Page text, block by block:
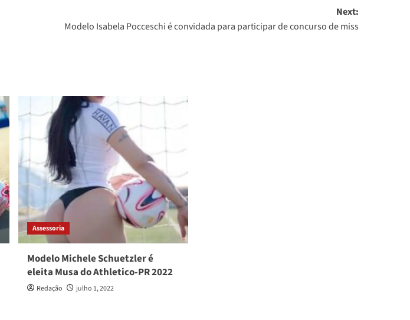
Next:
Modelo Isabela Pocceschi é convidada para participar de concurso de miss
Assessoria
Modelo Michele Schuetzler é
eleita Musa do Athletico-PR 2022
Redação julho 1, 2022